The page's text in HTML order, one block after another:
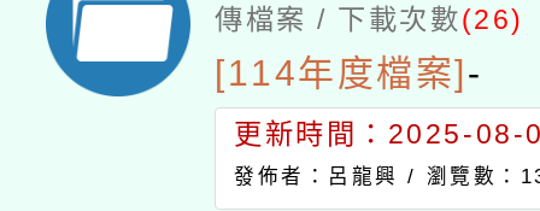
傳檔案 / 下載次數(26)
[114年度檔案]-
更新時間：2025-08-
發佈者：呂龍興 / 瀏覽數：